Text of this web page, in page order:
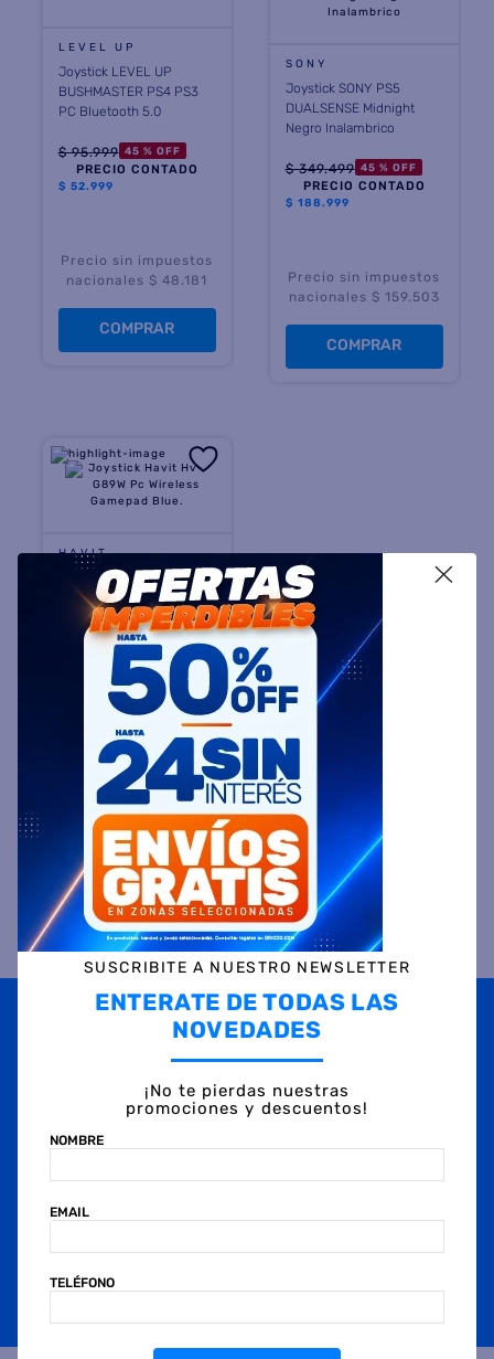
LEVEL UP
Joystick LEVEL UP
BUSHMASTER PS4 PS3
PC Bluetooth 5.0
$ 95.999 45 % OFF
PRECIO CONTADO
$ 52.999
Precio sin impuestos
nacionales $ 48.181
COMPRAR
SONY
Joystick SONY PS5
DUALSENSE Midnight
Negro Inalambrico
$ 349.499 45 % OFF
PRECIO CONTADO
$ 188.999
Precio sin impuestos
nacionales $ 159.503
COMPRAR
HAVIT
Joystick Havit Hv-G89W
Pc Wireless Gamepad
Blue.
799 45 %OFF
PRECIO CONTADO
32.999
Precio sin impuestos
nacionales $ 27.272
COMPRAR
Suscribite anuestras novedades
OBTENÉ 5% DE DESCUENTO EN TU PRIMERA COMPRA
¡Con tu suscripción enterate de todas las mejores
promociones y ofertas en D'RICCO.COM!
EMAIL
SUSCRIBIRME
X
SUSCRIBITE A NUESTRO NEWSLETTER
ENTERATE DE TODAS LAS
NOVEDADES
¡No te pierdas nuestras
promociones y descuentos!
NOMBRE
EMAIL
TELÉFONO
. cocina